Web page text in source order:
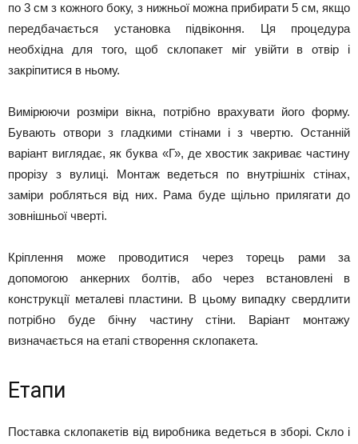
по 3 см з кожного боку, з нижньої можна прибирати 5 см, якщо
передбачається установка підвіконня. Ця процедура
необхідна для того, щоб склопакет міг увійти в отвір і
закріпитися в ньому.
Вимірюючи розміри вікна, потрібно врахувати його форму.
Бувають отвори з гладкими стінами і з чвертю. Останній
варіант виглядає, як буква «Г», де хвостик закриває частину
прорізу з вулиці. Монтаж ведеться по внутрішніх стінах,
заміри робляться від них. Рама буде щільно прилягати до
зовнішньої чверті.
Кріплення може проводитися через торець рами за
допомогою анкерних болтів, або через встановлені в
конструкції металеві пластини. В цьому випадку свердлити
потрібно буде бічну частину стіни. Варіант монтажу
визначається на етапі створення склопакета.
Етапи
Поставка склопакетів від виробника ведеться в зборі. Скло і